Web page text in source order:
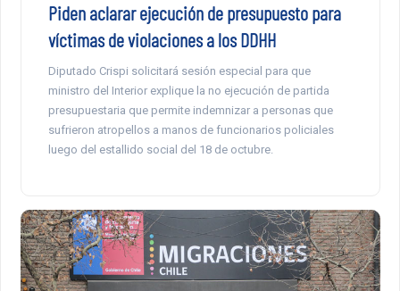
Piden aclarar ejecución de presupuesto para
víctimas de violaciones a los DDHH
Diputado Crispi solicitará sesión especial para que
ministro del Interior explique la no ejecución de partida
presupuestaria que permite indemnizar a personas que
sufrieron atropellos a manos de funcionarios policiales
luego del estallido social del 18 de octubre.